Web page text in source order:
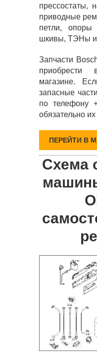
прессостаты,
приводные
петли, опоры
шкивы, ТЭНы и
Запчасти
приобрести
магазине.
запасные
по телефону
обязательно
ПЕРЕЙТИ В
Схема